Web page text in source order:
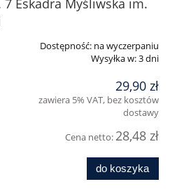
Dostępność: na wyczerpaniu
Wysyłka w:3 dni
29,90 zł
zawiera 5% VAT, bez kosztów
dostawy
Cena netto: 28,48 zł
do koszyka